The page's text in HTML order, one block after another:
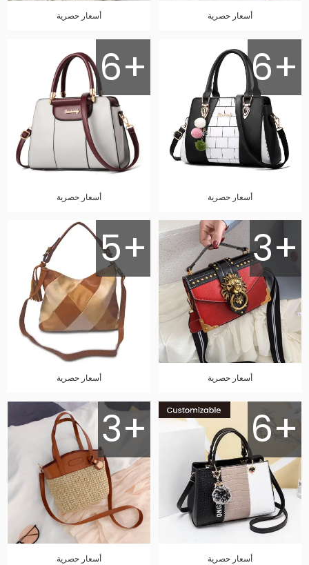
أسعار حصرية أسعار حصرية
6+
أسعار حصرية
6+
أسعار حصرية
3+
أسعار حصرية
5+
أسعار حصرية
6+
أسعار حصرية
3+
أسعار حصرية